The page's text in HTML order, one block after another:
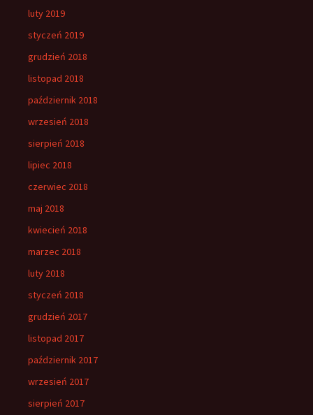
luty 2019
styczeń 2019
grudzień 2018
listopad 2018
październik 2018
wrzesień 2018
sierpień 2018
lipiec 2018
czerwiec 2018
maj 2018
kwiecień 2018
marzec 2018
luty 2018
styczeń 2018
grudzień 2017
listopad 2017
październik 2017
wrzesień 2017
sierpień 2017